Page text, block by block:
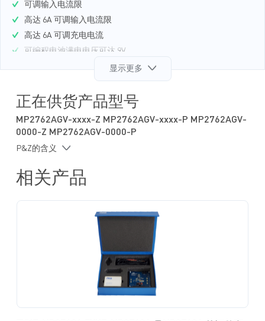
输入电流（IAM）和电池电流（IBM），以满足 IMVP8 规范。
它还具有一个处理器热指示引脚（PROCHOT）用于控制系统电
源。
NVDC 电源路径管理可将系统电压控制在窄的DC范围内，可为
特性，即使电池耗尽或被拆除，系统仍能工作。
产品优势包括：
6A
I2C 接口可编程所有的充电参数
USB OTG 电压可达 5V/3A
采用紧凑的 QFN-30 (4mmx5mm) 封装
可调输入电流限
高达 6A 可调输入电流限
高达 6A 可调充电电流
可编程电池满电电压可达 9V
可支持 5V, 9V, 12V, 15V, 和 20V USB PD 电压
每相可调开关频率分别为 600kHz, 800kHz, 1MHz
输入源状态指示引脚
全面的故障和状态报告寄存器
采用 QFN-30 (4mmx5mm)封装
显示更多
正在供货产品型号
MP2762AGV-xxxx-Z MP2762AGV-xxxx-P MP2762AGV-
0000-Z MP2762AGV-0000-P
P&Z的含义
相关产品